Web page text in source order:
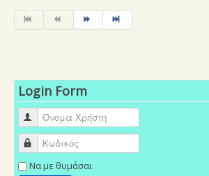
Login Form
Όνομα Χρήστη
Κωδικός
Να με θυμάσαι